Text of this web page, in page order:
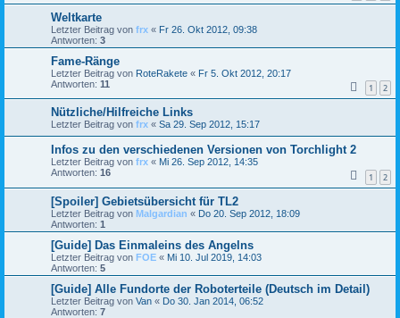
Weltkarte
Letzter Beitrag von frx « Fr 26. Okt 2012, 09:38
Antworten: 3
Fame-Ränge
Letzter Beitrag von RoteRakete « Fr 5. Okt 2012, 20:17
Antworten: 11 1 2
Nützliche/Hilfreiche Links
Letzter Beitrag von frx « Sa 29. Sep 2012, 15:17
Infos zu den verschiedenen Versionen von Torchlight 2
Letzter Beitrag von frx « Mi 26. Sep 2012, 14:35
Antworten: 16 1 2
[Spoiler] Gebietsübersicht für TL2
Letzter Beitrag von Malgardian « Do 20. Sep 2012, 18:09
Antworten: 1
[Guide] Das Einmaleins des Angelns
Letzter Beitrag von FOE « Mi 10. Jul 2019, 14:03
Antworten: 5
[Guide] Alle Fundorte der Roboterteile (Deutsch im Detail)
Letzter Beitrag von Van « Do 30. Jan 2014, 06:52
Antworten: 7